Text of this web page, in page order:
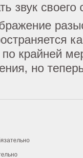
звук своего
крайней
но